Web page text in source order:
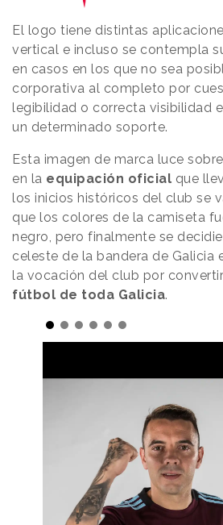
El logo tiene distintas
vertical e incluso se contempla
en casos en los que no sea
corporativa al completo por
legibilidad o correcta visibilidad
un determinado soporte.
Esta imagen de marca luce
en la equipación oficial que
los inicios históricos del club se
que los colores de la camiseta
negro, pero finalmente se
celeste de la bandera de Galicia
la vocación del club por
fútbol de toda Galicia.